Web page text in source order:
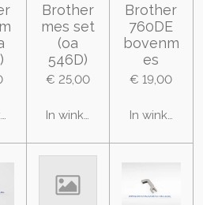
Brother
mes set
(oa
546D)
€ 25,00
In winkelwagen
Brother
760DE
bovenm
es
€ 19,00
In